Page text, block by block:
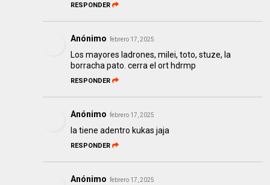
RESPONDER
Anónimo febrero 17, 2025
Los mayores ladrones, milei, toto, stuze, la
borracha pato. cerra el ort hdrmp
RESPONDER
Anónimo febrero 17, 2025
la tiene adentro kukas jaja
RESPONDER
Anónimo febrero 17, 2025